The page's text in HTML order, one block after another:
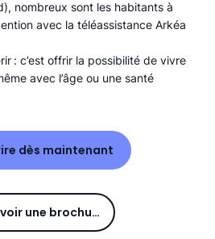
nombreux sont les habitants à
avec la téléassistance Arkéa
: c’est offrir la possibilité de vivre
avec l’âge ou une santé
dès maintenant
Recevoir une brochure